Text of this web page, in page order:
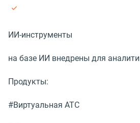
ИИ-инструменты
на базе ИИ внедрены для
Продукты:
#Виртуальная АТС